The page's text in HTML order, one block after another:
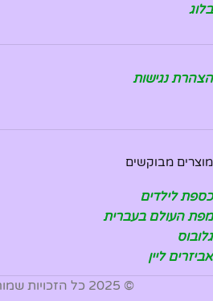
בלוג
הצהרת נגישות
מוצרים מבוקשים
כספת לילדים
מפת העולם בעברית
גלובוס
אביזרים ליין
© 2025 כל הזכויות שמורות לתן גיפט